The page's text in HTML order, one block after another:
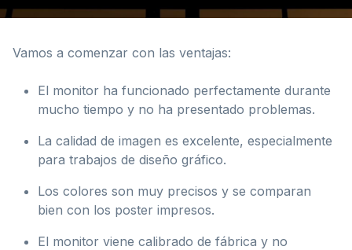
Vamos a comenzar con las ventajas:
El monitor ha funcionado perfectamente durante
mucho tiempo y no ha presentado problemas.
La calidad de imagen es excelente, especialmente
para trabajos de diseño gráfico.
Los colores son muy precisos y se comparan
bien con los poster impresos.
El monitor viene calibrado de fábrica y no